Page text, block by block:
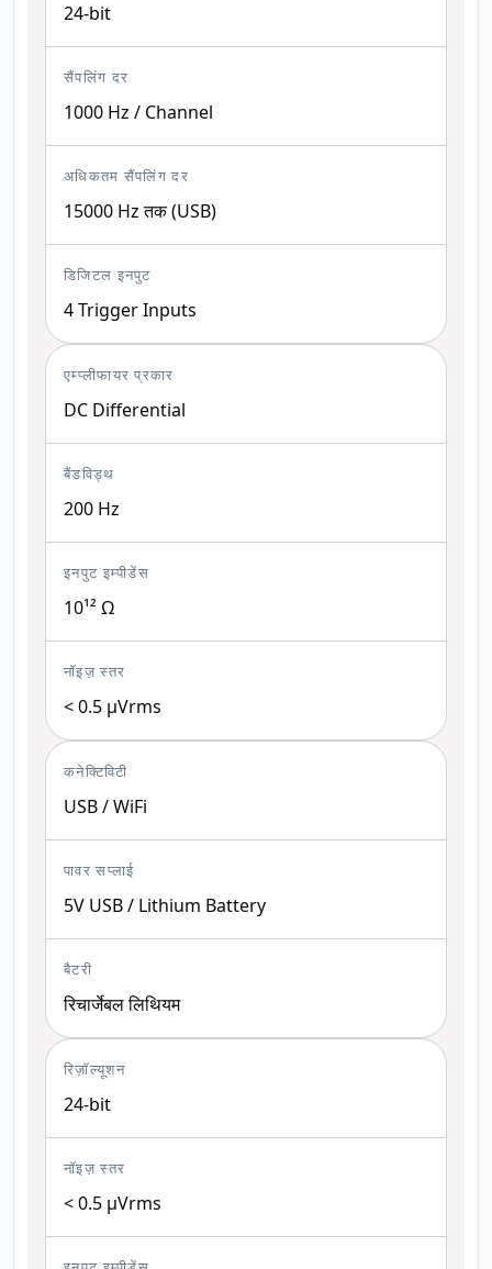
24-bit
सैंपलिंग दर
1000 Hz / Channel
अधिकतम सैंपलिंग दर
15000 Hz तक (USB)
डिजिटल इनपुट
4 Trigger Inputs
एम्प्लीफायर प्रकार
DC Differential
बैंडविड्थ
200 Hz
इनपुट इम्पीडेंस
10¹² Ω
नॉइज़ स्तर
< 0.5 μVrms
कनेक्टिविटी
USB / WiFi
पावर सप्लाई
5V USB / Lithium Battery
बैटरी
रिचार्जेबल लिथियम
रिज़ॉल्यूशन
24-bit
नॉइज़ स्तर
< 0.5 μVrms